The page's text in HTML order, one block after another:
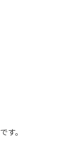
です。